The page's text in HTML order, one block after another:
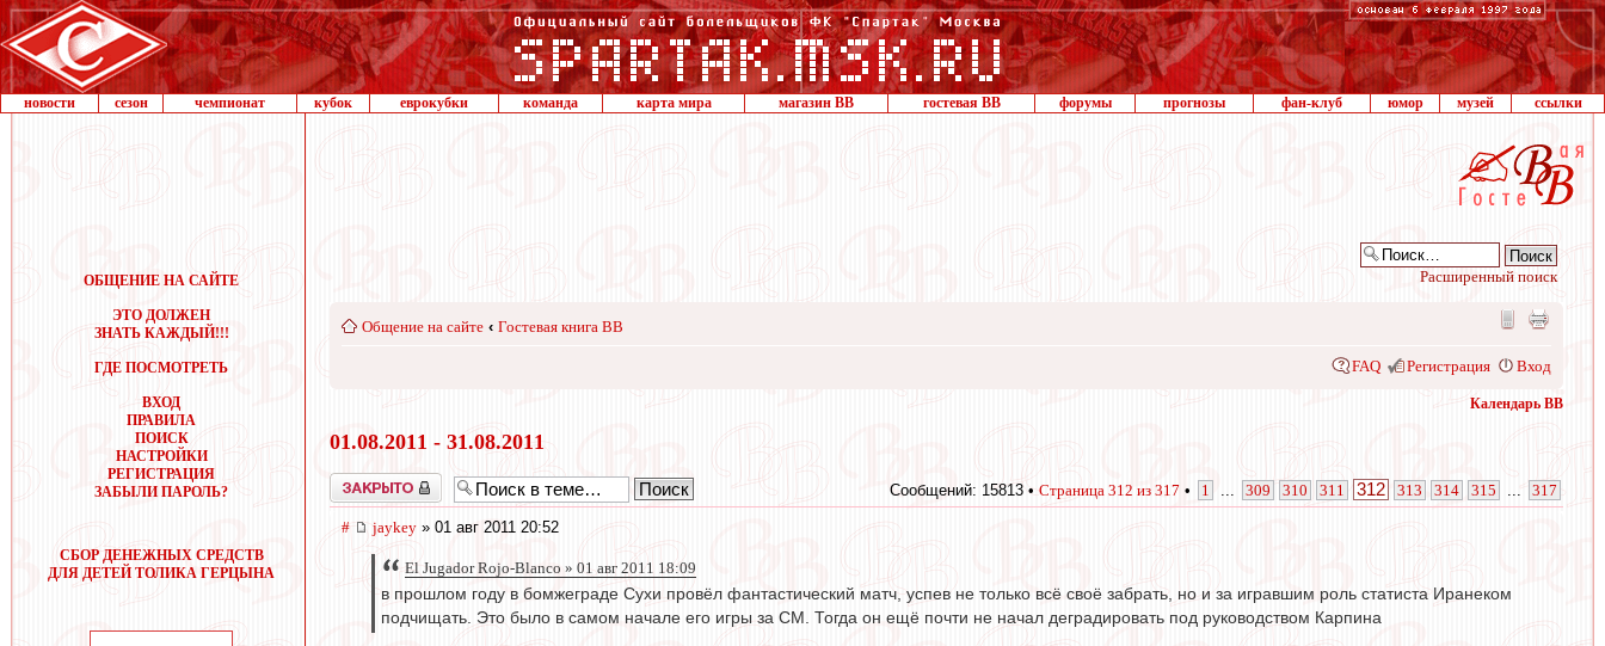
новости сезон чемпионат кубок еврокубки команда карта мира магазин ВВ гостевая ВВ форумы прогнозы фан-клуб юмор музей ссылки
ОБЩЕНИЕ НА САЙТЕ
ЭТО ДОЛЖЕН
ЗНАТЬ КАЖДЫЙ!!!
ГДЕ ПОСМОТРЕТЬ
ВХОД
ПРАВИЛА
ПОИСК
НАСТРОЙКИ
РЕГИСТРАЦИЯ
ЗАБЫЛИ ПАРОЛЬ?
СБОР ДЕНЕЖНЫХ СРЕДСТВ
ДЛЯ ДЕТЕЙ ТОЛИКА ГЕРЦЫНА
Расширенный поиск
Общение на сайте ‹ Гостевая книга ВВ
FAQ Регистрация Вход
Календарь ВВ
01.08.2011 - 31.08.2011
Закрыто Сообщений: 15813 • Страница 312 из 317 • 1 309 310 311 312 313 314 315 317
# jaykey » 01 авг 2011 20:52
El Jugador Rojo-Blanco » 01 авг 2011 18:09
в прошлом году в бомжеграде Сухи провёл фантастический матч, успев не только всё своё забрать, но и за игравшим роль статиста Иранеком
подчищать. Это было в самом начале его игры за СМ. Тогда он ещё почти не начал деградировать под руководством Карпина